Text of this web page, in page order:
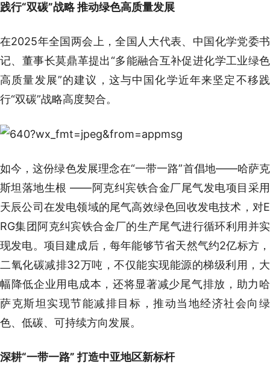
践行“双碳”战略 推动绿色高质量发展
在2025年全国两会上，全国人大代表、中国化学党委书
记、董事长莫鼎革提出“多能融合互补促进化学工业绿色
高质量发展”的建议，这与中国化学近年来坚定不移践
行“双碳”战略高度契合。
如今，这份绿色发展理念在“一带一路”首倡地——哈萨克
斯坦落地生根 ——阿克纠宾铁合金厂尾气发电项目采用
天辰公司在发电领域的尾气高效绿色回收发电技术，对E
RG集团阿克纠宾铁合金厂的生产尾气进行循环利用并实
现发电。项目建成后，每年能够节省天然气约2亿标方，
二氧化碳减排32万吨，不仅能实现能源的梯级利用，大
幅降低企业用电成本，还将显著减少尾气排放，助力哈
萨克斯坦实现节能减排目标，推动当地经济社会向绿
色、低碳、可持续方向发展。
深耕“一带一路” 打造中亚地区新标杆